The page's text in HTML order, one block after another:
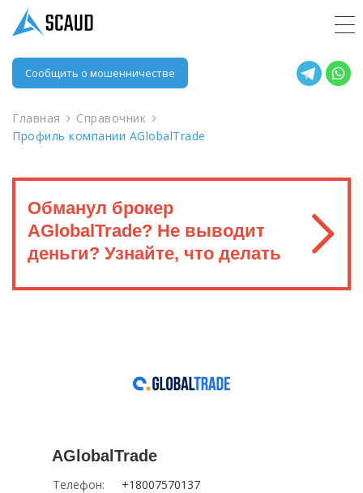
Сообщить о мошенничестве
Главная
Справочник
Профиль компании AGlobalTrade
Обманул брокер
AGlobalTrade? Не выводит
деньги? Узнайте, что делать
AGlobalTrade
Телефон:
+18007570137